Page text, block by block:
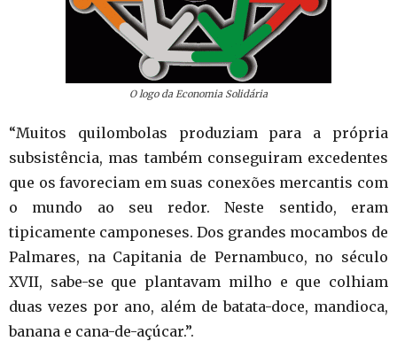
O logo da Economia Solidária
“Muitos quilombolas produziam para a própria
subsistência, mas também conseguiram excedentes
que os favoreciam em suas conexões mercantis com
o mundo ao seu redor. Neste sentido, eram
tipicamente camponeses. Dos grandes mocambos de
Palmares, na Capitania de Pernambuco, no século
XVII, sabe-se que plantavam milho e que colhiam
duas vezes por ano, além de batata-doce, mandioca,
banana e cana-de-açúcar.”.